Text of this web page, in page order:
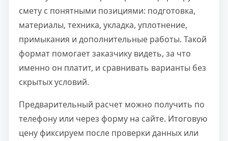
смету с понятными позициями: подготовка,
материалы, техника, укладка, уплотнение,
примыкания и дополнительные работы. Такой
формат помогает заказчику видеть, за что
именно он платит, и сравнивать варианты без
скрытых условий.
Предварительный расчет можно получить по
телефону или через форму на сайте. Итоговую
цену фиксируем после проверки данных или